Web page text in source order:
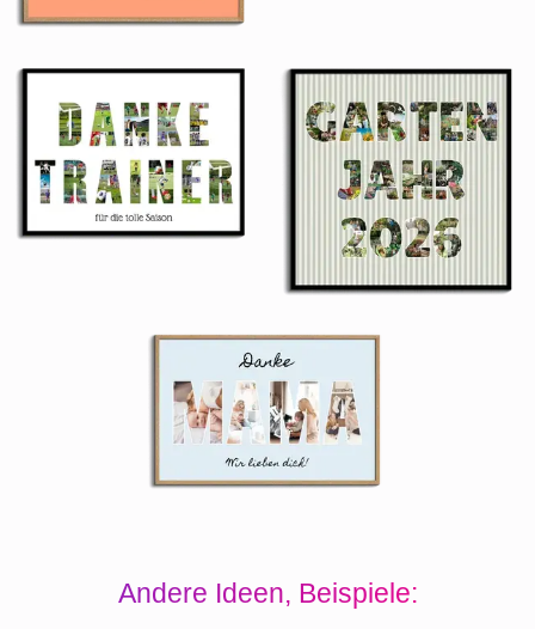
Andere Ideen, Beispiele: